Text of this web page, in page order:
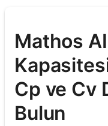
Mathos
Cp ve Cv
Bulun